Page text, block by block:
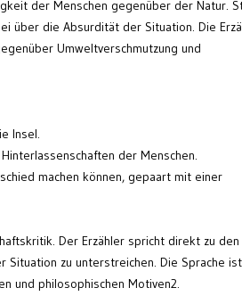
der Menschen gegenüber der Natur.
über die Absurdität der Situation. Die
Umweltverschmutzung und
Insel.
der Menschen.
machen können, gepaart mit einer
Der Erzähler spricht direkt zu den
Situation zu unterstreichen. Die Sprache ist
und philosophischen Motiven2.